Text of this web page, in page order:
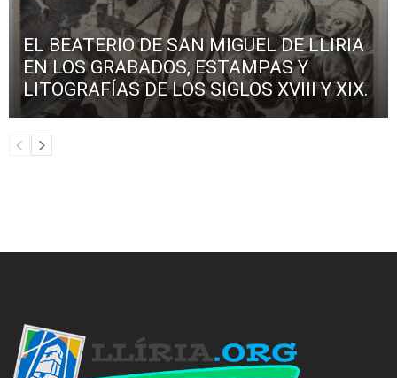
EL BEATERIO DE SAN MIGUEL DE LLIRIA
EN LOS GRABADOS, ESTAMPAS Y
LITOGRAFÍAS DE LOS SIGLOS XVIII Y XIX.